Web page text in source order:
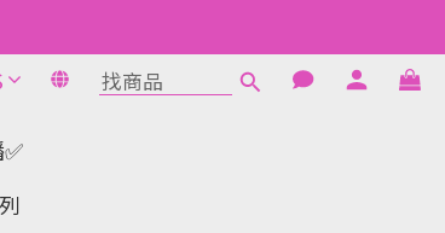
限
限
立即購買